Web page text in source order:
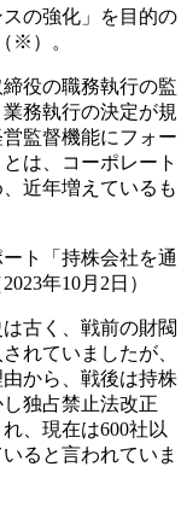
の強化」を目的の
※）。
役の職務執行の監
務執行の決定が規
監督機能にフォー
は、コーポレート
近年増えているも
ト「持株会社を通
年10月2日）
古く、戦前の財閥
れていましたが、
から、戦後は持株
独占禁止法改正
、現在は600社以
ると言われていま